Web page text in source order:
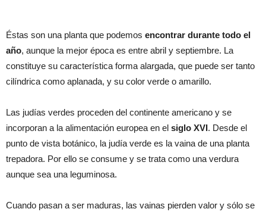
Éstas son una planta que podemos encontrar durante todo el
año, aunque la mejor época es entre abril y septiembre. La
constituye su característica forma alargada, que puede ser tanto
cilíndrica como aplanada, y su color verde o amarillo.
Las judías verdes proceden del continente americano y se
incorporan a la alimentación europea en el siglo XVI . Desde el
punto de vista botánico, la judía verde es la vaina de una planta
trepadora. Por ello se consume y se trata como una verdura
aunque sea una leguminosa.
Cuando pasan a ser maduras, las vainas pierden valor y sólo se